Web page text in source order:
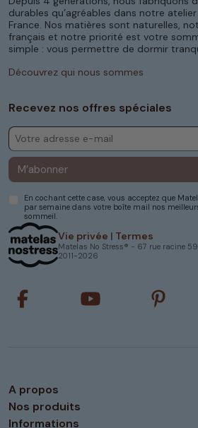
Vie privée | Termes
Matelas No Stress® - 67 rue racine
2011-2026
durables qu’agréables dans notre
France. Nos matières sont naturelles,
français et notre priorité est votre
simple : vous permettre de dormir
Découvrez qui nous sommes
Recevez nos offres spéciales
M’abonner
En cochant cette case, vous acceptez que
par semaine dans votre boîte mail nos
sommeil.
A propos
Nos produits
Informations